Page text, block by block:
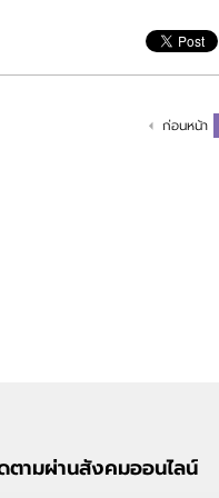
ก่อนหน้า
ตามผ่านสังคมออนไลน์